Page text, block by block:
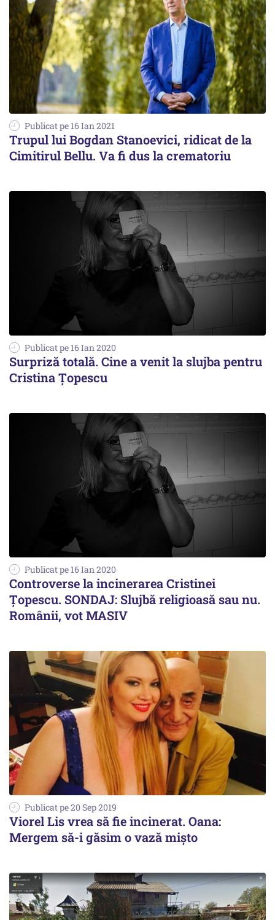
Publicat pe 16 Ian 2021
Trupul lui Bogdan Stanoevici, ridicat de la
Cimitirul Bellu. Va fi dus la crematoriu
Publicat pe 16 Ian 2020
Surpriză totală. Cine a venit la slujba pentru
Cristina Țopescu
Publicat pe 16 Ian 2020
Controverse la incinerarea Cristinei
Țopescu. SONDAJ: Slujbă religioasă sau nu.
Românii, vot MASIV
Publicat pe 20 Sep 2019
Viorel Lis vrea să fie incinerat. Oana:
Mergem să-i găsim o vază mișto